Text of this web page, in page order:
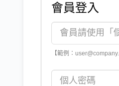
會員登入
【範例：